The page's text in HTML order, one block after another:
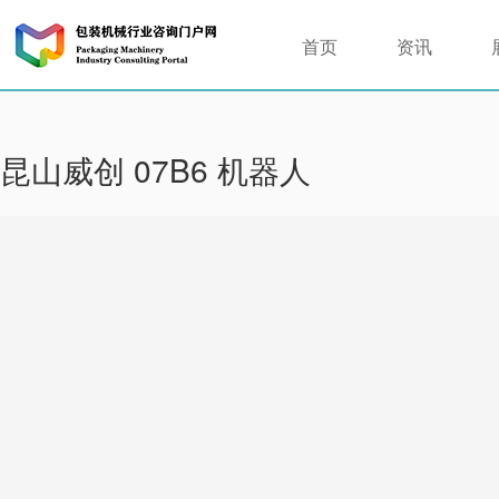
首页 资讯
昆山威创 07B6 机器人